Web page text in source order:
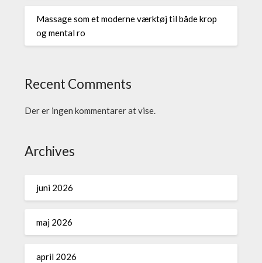
Massage som et moderne værktøj til både krop
og mental ro
Recent Comments
Der er ingen kommentarer at vise.
Archives
juni 2026
maj 2026
april 2026